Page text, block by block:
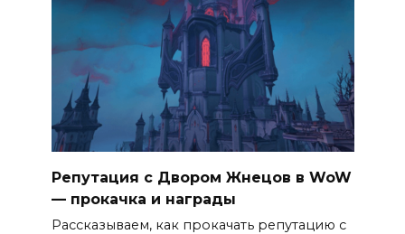
Репутация с Двором Жнецов в WoW
— прокачка и награды
Рассказываем, как прокачать репутацию с